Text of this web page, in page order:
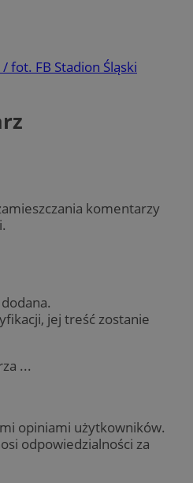
fot. FB Stadion Śląski
komentarzy
jej treść zostanie
...
opiniami użytkowników.
odpowiedzialności za